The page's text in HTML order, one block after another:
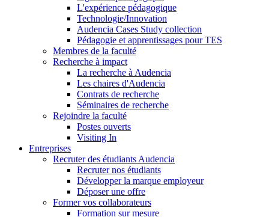
L'expérience pédagogique
Technologie/Innovation
Audencia Cases Study collection
Pédagogie et apprentissages pour TES
Membres de la faculté
Recherche à impact
La recherche à Audencia
Les chaires d'Audencia
Contrats de recherche
Séminaires de recherche
Rejoindre la faculté
Postes ouverts
Visiting In
Entreprises
Recruter des étudiants Audencia
Recruter nos étudiants
Développer la marque employeur
Déposer une offre
Former vos collaborateurs
Formation sur mesure